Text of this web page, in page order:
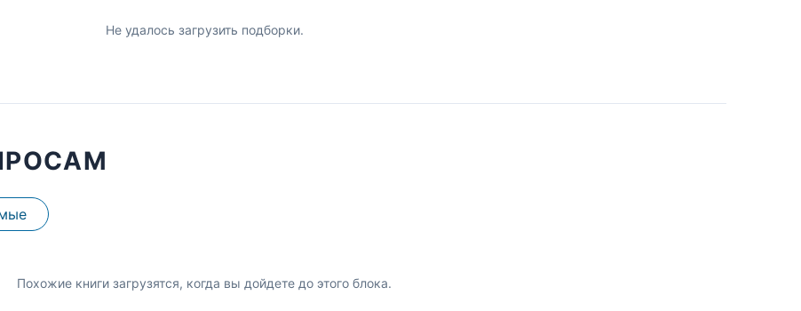
Не удалось загрузить подборки.
Похожие книги загрузятся, когда вы дойдете до этого блока.